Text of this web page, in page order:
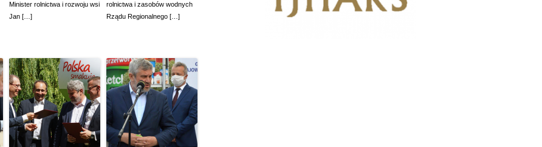
Minister rolnictwa i rozwoju wsi
Jan […]
rolnictwa i zasobów wodnych
Rządu Regionalnego […]